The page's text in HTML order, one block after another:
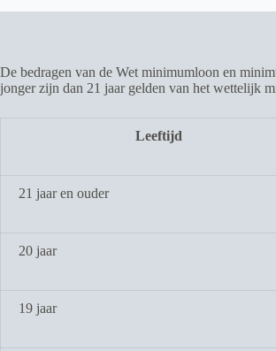
De bedragen van de Wet minimumloon en
jonger zijn dan 21 jaar gelden van het wettelijk
Leeftijd
21 jaar en ouder
20 jaar
19 jaar